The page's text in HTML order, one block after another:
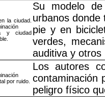
la ciudad.
y ciudad
Su modelo
urbanos donde
pie y en
verdes,
auditiva y otros
por ruido.
Los autores
contaminación
peligro físico